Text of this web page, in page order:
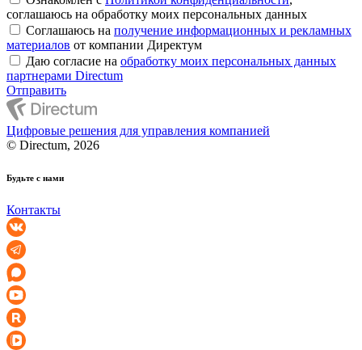
соглашаюсь на обработку моих персональных данных
Соглашаюсь на получение информационных и рекламных
материалов от компании Директум
Даю согласие на обработку моих персональных данных
партнерами Directum
Отправить
Цифровые решения для управления компанией
© Directum, 2026
Будьте с нами
Контакты